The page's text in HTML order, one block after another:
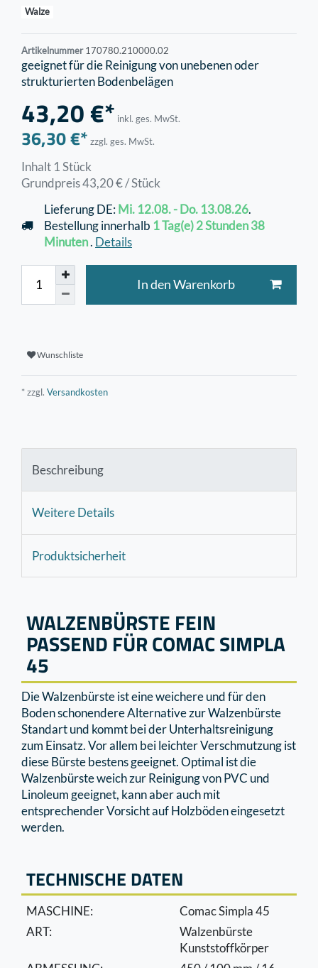
Walze
Artikelnummer170780.210000.02
geeignet für die Reinigung von unebenen oder
strukturierten Bodenbelägen
43,20 €* inkl. ges. MwSt.
36,30 €* zzgl. ges. MwSt.
Inhalt 1Stück
Grundpreis43,20 € / Stück
Lieferung DE:Mi. 12.08. - Do. 13.08.26.
Bestellung innerhalb 1 Tag(e)2 Stunden38
Minuten. Details
In den Warenkorb
Wunschliste
* zzgl. Versandkosten
Beschreibung
Weitere Details
Produktsicherheit
WALZENBÜRSTE FEIN
PASSEND FÜR COMAC SIMPLA
45
Die Walzenbürste ist eine weichere und für den
Boden schonendere Alternative zur Walzenbürste
Standart und kommt bei der Unterhaltsreinigung
zum Einsatz. Vor allem bei leichter Verschmutzung ist
diese Bürste bestens geeignet. Optimal ist die
Walzenbürste weich zur Reinigung von PVC und
Linoleum geeignet, kann aber auch mit
entsprechender Vorsicht auf Holzböden eingesetzt
werden.
TECHNISCHE DATEN
MASCHINE:
Comac Simpla 45
ART:
Walzenbürste
Kunststoffkörper